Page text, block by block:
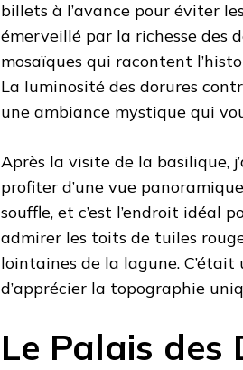
billets à l’avance pour éviter
émerveillé par la richesse des
mosaïques qui racontent
La luminosité des dorures
une ambiance mystique qui
Après la visite de la basilique,
profiter d’une vue
souffle, et c’est l’endroit idéal
admirer les toits de tuiles
lointaines de la lagune.
d’apprécier la topographie
Le Palais des